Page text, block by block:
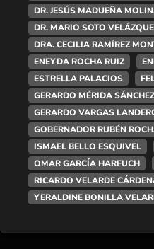
DR. JESÚS MADUEÑA
DR. MARIO SOTO
DRA. CECILIA RAMÍREZ
ENEYDA ROCHA RUIZ
ESTRELLA PALACIOS
GERARDO MÉRIDA SÁNCHEZ
GERARDO VARGAS
GOBERNADOR RUBÉN
ISMAEL BELLO ESQUIVEL
OMAR GARCÍA HARFUCH
RICARDO VELARDE
YERALDINE BONILLA